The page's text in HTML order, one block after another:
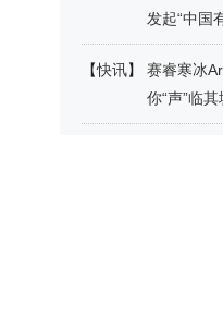
发起“中国
【快讯】
赛睿寒冰
你“声”临其